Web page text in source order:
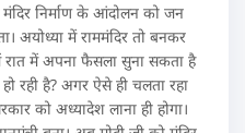
मंदिर निर्माण के आंदोलन को जन
अयोध्या में राममंदिर तो बनकर
रात में अपना फैसला सुना सकता है
हो रही है? अगर ऐसे ही चलता रहा
को अध्यादेश लाना ही होगा।